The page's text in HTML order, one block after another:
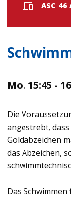
ASC 46
Mo. 15:45 -
Die
angestrebt, dass
Goldabzeichen
das Abzeichen,
Das